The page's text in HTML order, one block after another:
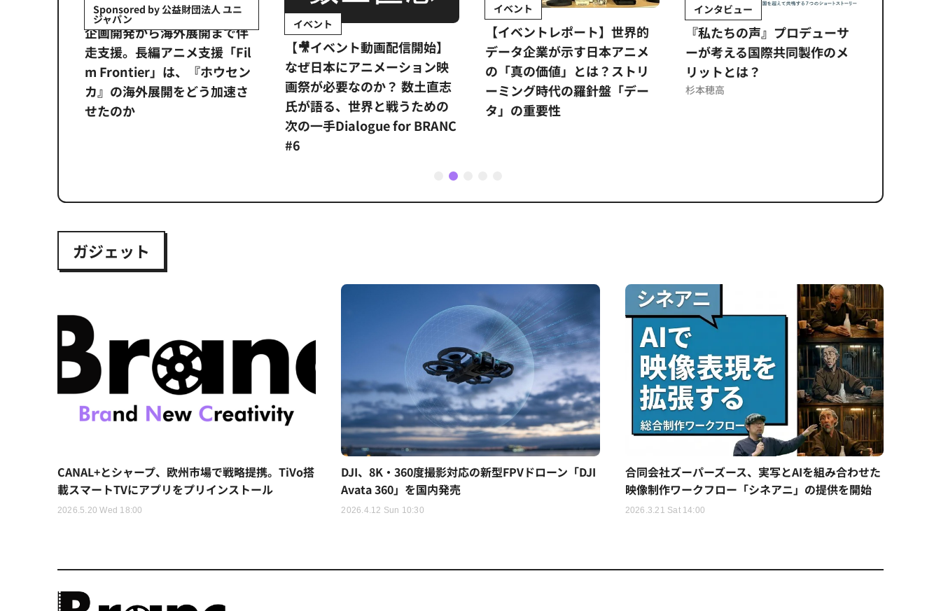
Sponsored by 公益財団法人 ユニ
ジャパン
企画開発から海外展開まで伴
走支援。長編アニメ支援「Fil
m Frontier」は、『ホウセン
カ』の海外展開をどう加速さ
せたのか
イベント
【🎥イベント動画配信開始】
なぜ日本にアニメーション映
画祭が必要なのか？ 数土直志
氏が語る、世界と戦うための
次の一手Dialogue for BRANC
#6
イベント
【イベントレポート】世界的
データ企業が示す日本アニメ
の「真の価値」とは？ストリ
ーミング時代の羅針盤「デー
タ」の重要性
インタビュー
『私たちの声』プロデューサ
ーが考える国際共同製作のメ
リットとは？
杉本穂高
1 2
ガジェット
CANAL+とシャープ、欧州市場で戦略提携。TiVo搭
載スマートTVにアプリをプリインストール
2026.5.20 Wed 18:00
DJI、8K・360度撮影対応の新型FPVドローン「DJI
Avata 360」を国内発売
2026.4.12 Sun 10:30
合同会社ズーパーズース、実写とAIを組み合わせた
映像制作ワークフロー「シネアニ」の提供を開始
2026.3.21 Sat 14:00